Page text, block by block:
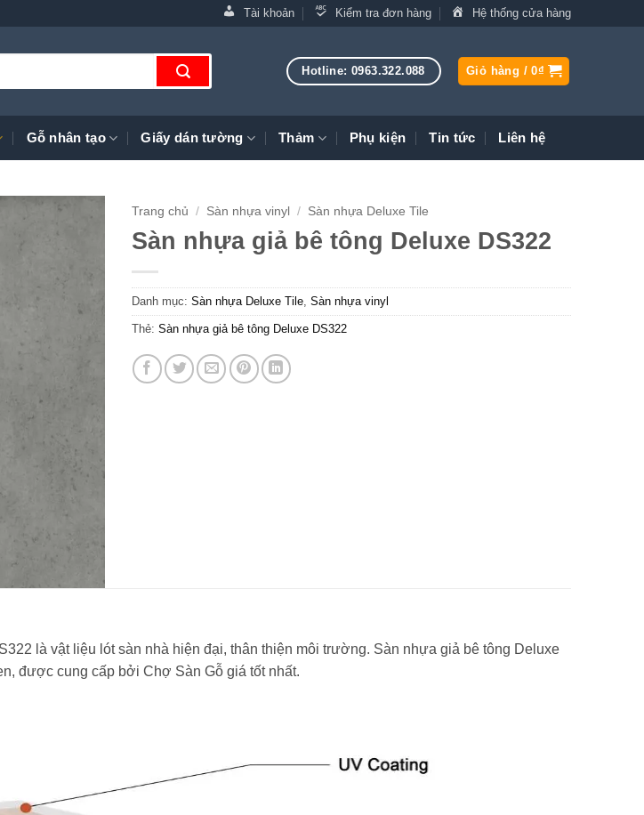
Tài khoản Kiểm tra đơn hàng Hệ thống cửa hàng
Hotline: 0963.322.088 Giỏ hàng /0₫
Gỗ nhân tạo Giấy dán tường Thảm Phụ kiện Tin tức Liên hệ
Trang chủ / Sàn nhựa vinyl / Sàn nhựa Deluxe Tile
Sàn nhựa giả bê tông Deluxe DS322
Danh mục: Sàn nhựa Deluxe Tile, Sàn nhựa vinyl
Thẻ: Sàn nhựa giả bê tông Deluxe DS322
là vật liệu lót sàn nhà hiện đại, thân thiện môi trường. Sàn nhựa giả bê tông Deluxe
được cung cấp bởi Chợ Sàn Gỗ giá tốt nhất.